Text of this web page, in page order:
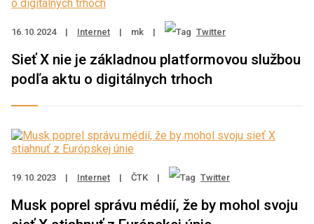
16.10.2024 | Internet | mk | Twitter
Sieť X nie je základnou platformovou službou
podľa aktu o digitálnych trhoch
19.10.2023 | Internet | ČTK | Twitter
Musk poprel správu médií, že by mohol svoju